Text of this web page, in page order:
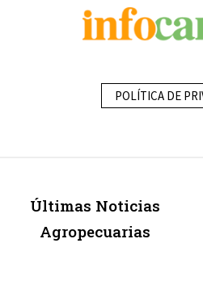
POLÍTICA DE
Últimas Noticias
Agropecuarias